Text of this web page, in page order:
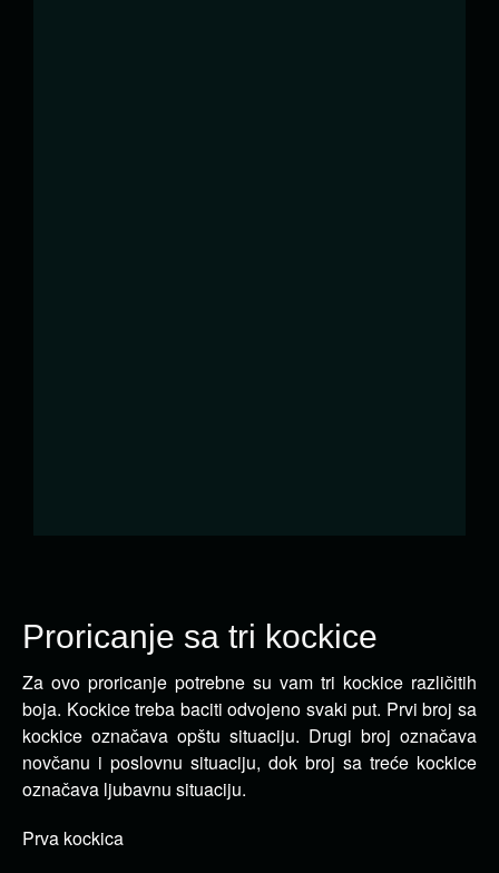
Proricanje sa tri kockice
Za ovo proricanje potrebne su vam tri kockice različitih
boja. Kockice treba baciti odvojeno svaki put. Prvi broj sa
kockice označava opštu situaciju. Drugi broj označava
novčanu i poslovnu situaciju, dok broj sa treće kockice
označava ljubavnu situaciju.
Prva kockica